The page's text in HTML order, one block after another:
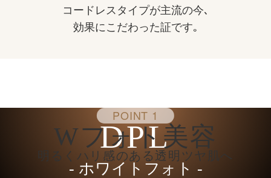
肌表面
のケア
リフト
ケア
毛穴・
うるおい
肌内側
リフトケア
毛穴・うるおい
コードレスタイプが主流の今､
効果にこだわった証です｡
POINT 1
Wフォト美容
明るくハリ感のある透明ツヤ肌へ
DPL
‐ ホワイトフォト ‐